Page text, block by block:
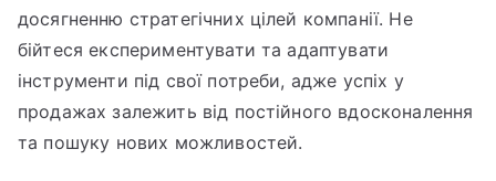
досягненню стратегічних цілей компанії. Не
бійтеся експериментувати та адаптувати
інструменти під свої потреби, адже успіх у
продажах залежить від постійного вдосконалення
та пошуку нових можливостей.